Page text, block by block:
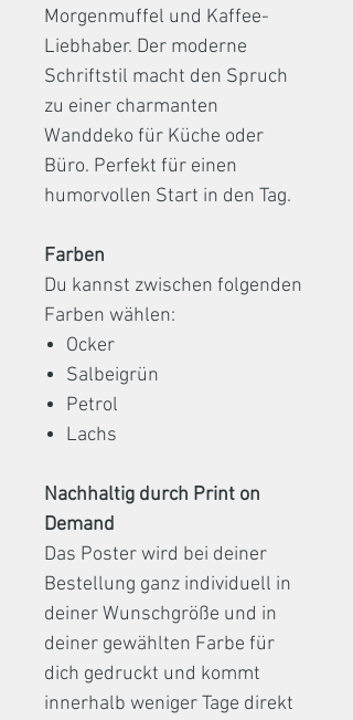
Morgenmuffel und Kaffee-
Liebhaber. Der moderne
Schriftstil macht den Spruch
zu einer charmanten
Wanddeko für Küche oder
Büro. Perfekt für einen
humorvollen Start in den Tag.
Farben
Du kannst zwischen folgenden
Farben wählen:
Ocker
Salbeigrün
Petrol
Lachs
Nachhaltig durch Print on
Demand
Das Poster wird bei deiner
Bestellung ganz individuell in
deiner Wunschgröße und in
deiner gewählten Farbe für
dich gedruckt und kommt
innerhalb weniger Tage direkt